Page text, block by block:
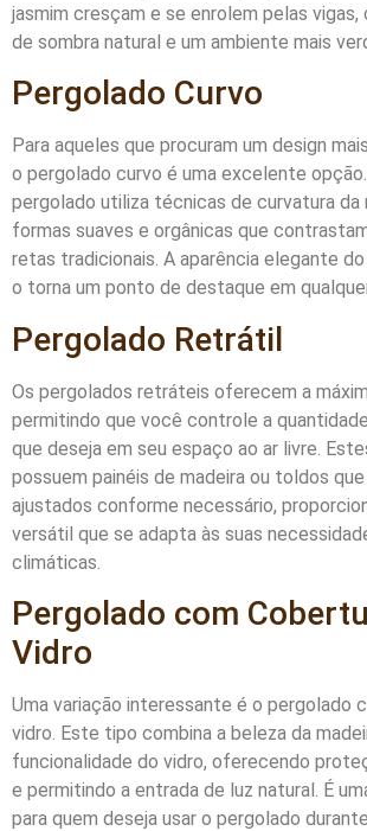
jasmim cresçam e se enrolem pelas
de sombra natural e um ambiente mais
Pergolado Curvo
Para aqueles que procuram um design
o pergolado curvo é uma excelente
pergolado utiliza técnicas de curvatura da
formas suaves e orgânicas que
retas tradicionais. A aparência elegante
o torna um ponto de destaque em
Pergolado Retrátil
Os pergolados retráteis oferecem a
permitindo que você controle a
que deseja em seu espaço ao ar livre.
possuem painéis de madeira ou toldos
ajustados conforme necessário,
versátil que se adapta às suas
climáticas.
Pergolado com
Vidro
Uma variação interessante é o pergolado
vidro. Este tipo combina a beleza da
funcionalidade do vidro, oferecendo
e permitindo a entrada de luz natural. É
para quem deseja usar o pergolado